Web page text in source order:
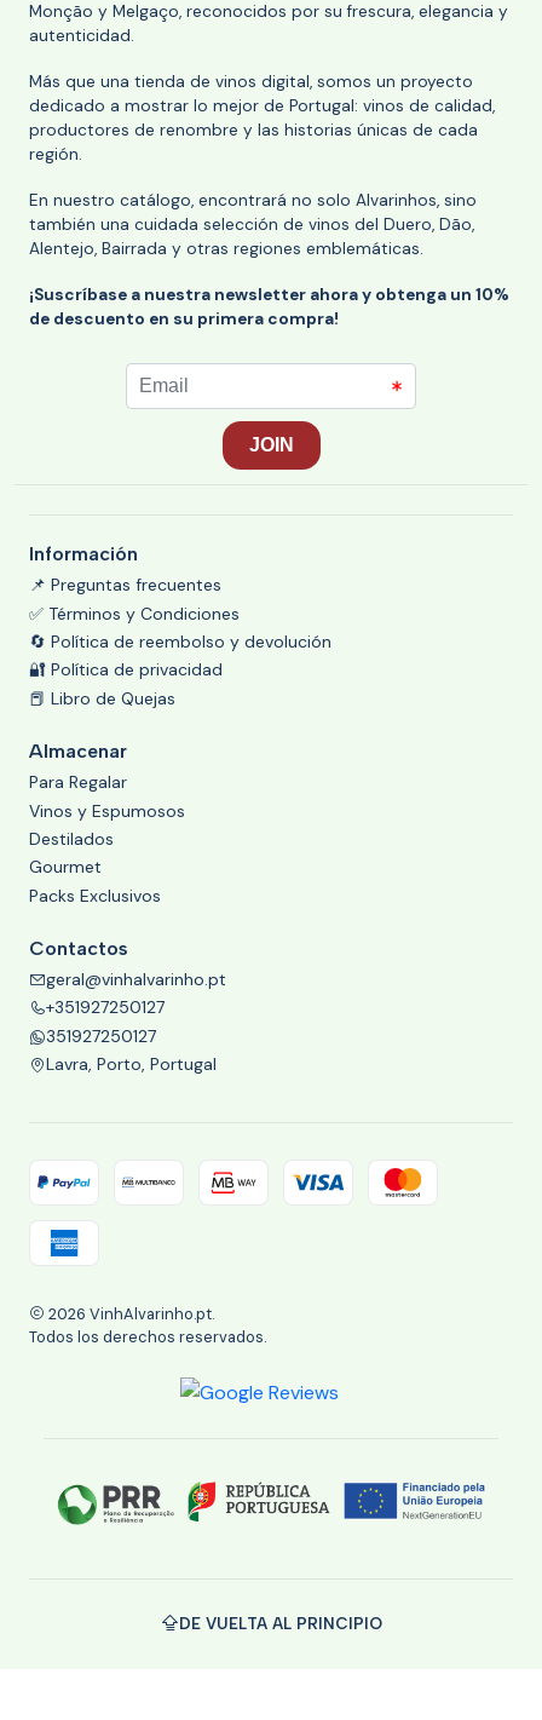
Monção y Melgaço, reconocidos por su frescura, elegancia y
autenticidad.
Más que una tienda de vinos digital, somos un proyecto
dedicado a mostrar lo mejor de Portugal: vinos de calidad,
productores de renombre y las historias únicas de cada
región.
En nuestro catálogo, encontrará no solo Alvarinhos, sino
también una cuidada selección de vinos del Duero, Dão,
Alentejo, Bairrada y otras regiones emblemáticas.
¡Suscríbase a nuestra newsletter ahora y obtenga un 10%
de descuento en su primera compra!
Información
📌 Preguntas frecuentes
✅ Términos y Condiciones
🔄 Política de reembolso y devolución
🔐 Política de privacidad
📕 Libro de Quejas
Almacenar
Para Regalar
Vinos y Espumosos
Destilados
Gourmet
Packs Exclusivos
Contactos
geral@vinhalvarinho.pt
+351927250127
351927250127
Lavra, Porto, Portugal
2026 VinhAlvarinho.pt.
Todos los derechos reservados.
DE VUELTA AL PRINCIPIO